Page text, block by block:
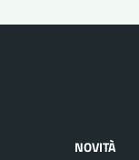
NOVITÀ